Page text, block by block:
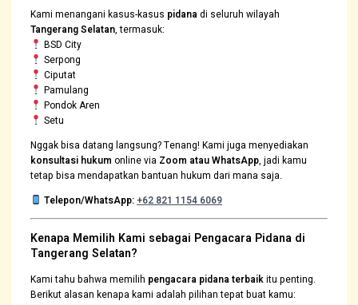
Kami menangani kasus-kasus pidanadi seluruh wilayah
Tangerang Selatan, termasuk:
BSD City
Serpong
Ciputat
Pamulang
Pondok Aren
Setu
Nggak bisa datang langsung? Tenang! Kami juga menyediakan
konsultasi hukum online via Zoom atau WhatsApp, jadi kamu
tetap bisa mendapatkan bantuan hukum dari mana saja.
Telepon/WhatsApp:+62 821 1154 6069
Kenapa Memilih Kami sebagai Pengacara Pidana di
Tangerang Selatan?
Kami tahu bahwa memilih pengacara pidana terbaikitu penting.
Berikut alasan kenapa kami adalah pilihan tepat buat kamu: